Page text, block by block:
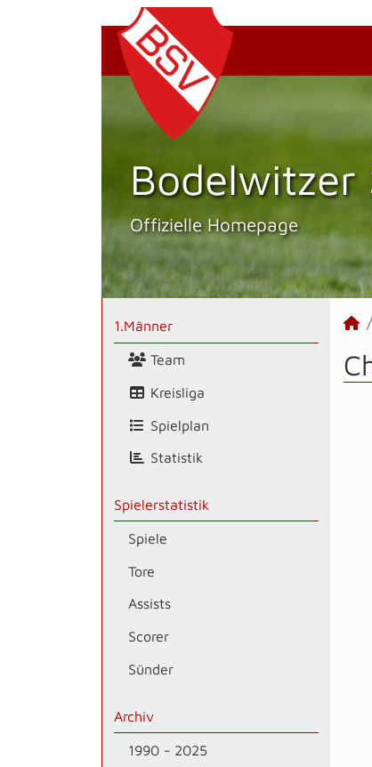
Bodelwitzer
Offizielle Homepage
1.Männer
Team
Kreisliga
Spielplan
Statistik
Spielerstatistik
Spiele
Tore
Assists
Scorer
Sünder
Archiv
1990 - 2025